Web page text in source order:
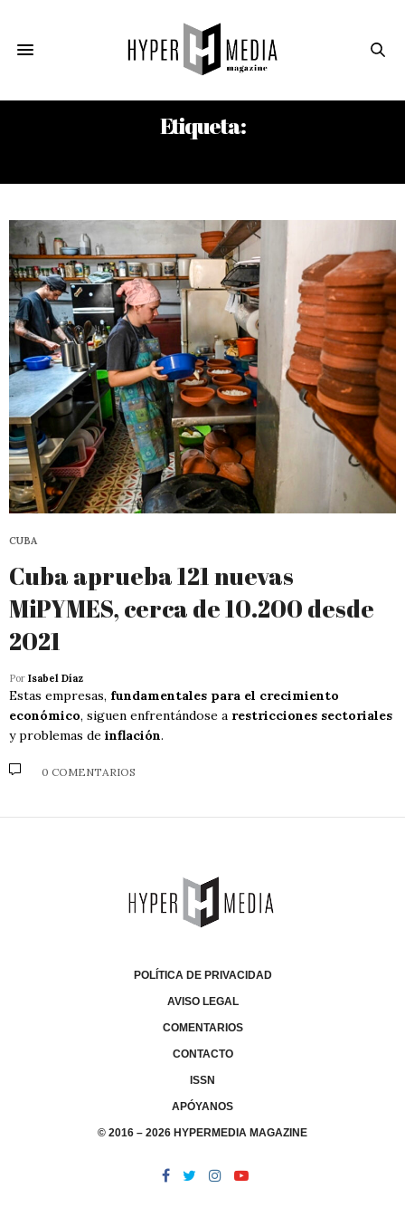
Etiqueta:
CUBA
Cuba aprueba 121 nuevas
MiPYMES, cerca de 10.200 desde
2021
Por Isabel Díaz
Estas empresas, fundamentales para el crecimiento
económico, siguen enfrentándose a restricciones sectoriales
y problemas de inflación.
0 COMENTARIOS
POLÍTICA DE PRIVACIDAD
AVISO LEGAL
COMENTARIOS
CONTACTO
ISSN
APÓYANOS
© 2016 – 2026 HYPERMEDIA MAGAZINE